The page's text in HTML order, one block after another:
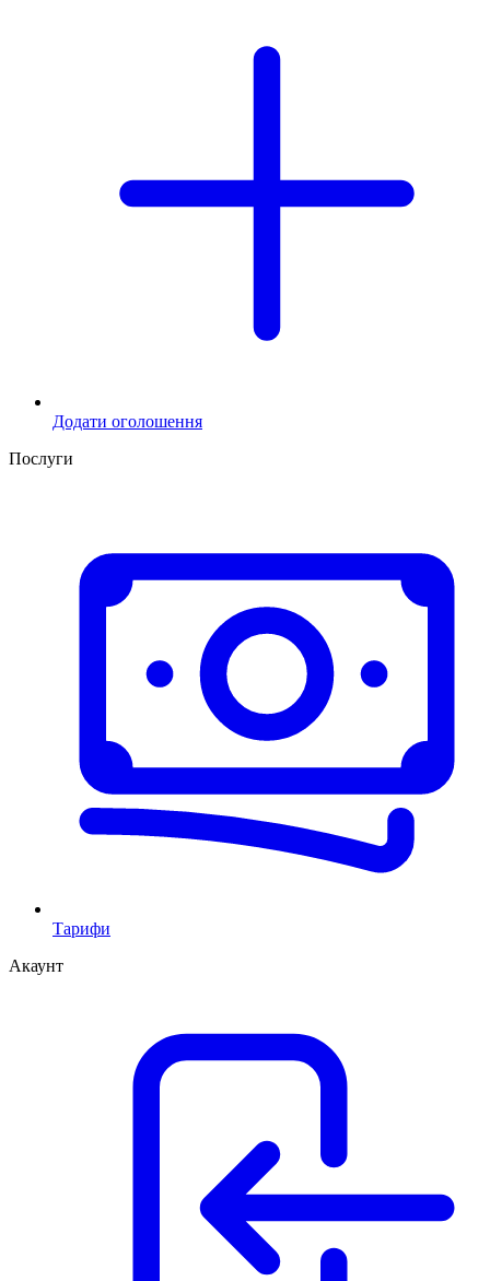
Додати оголошення
Послуги
Тарифи
Акаунт